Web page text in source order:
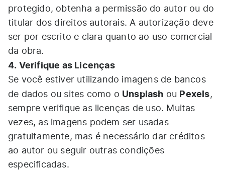
protegido, obtenha a permissão do autor ou do
titular dos direitos autorais. A autorização deve
ser por escrito e clara quanto ao uso comercial
da obra.
4. Verifique as Licenças
Se você estiver utilizando imagens de bancos
de dados ou sites como o Unsplash ou Pexels,
sempre verifique as licenças de uso. Muitas
vezes, as imagens podem ser usadas
gratuitamente, mas é necessário dar créditos
ao autor ou seguir outras condições
especificadas.